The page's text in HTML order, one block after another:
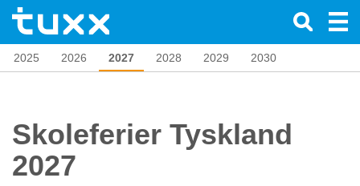
2025 2026 2027 2028 2029 2030
Skoleferier Tyskland
2027